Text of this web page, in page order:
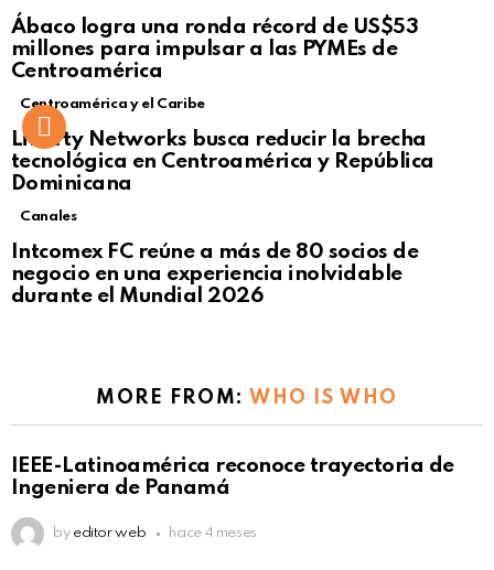
Not Safe For Work
Click to view this post
Ábaco logra una ronda récord de US$53
millones para impulsar a las PYMEs de
Centroamérica
Centroamérica y el Caribe
Liberty Networks busca reducir la brecha
tecnológica en Centroamérica y República
Dominicana
Canales
Intcomex FC reúne a más de 80 socios de
negocio en una experiencia inolvidable
durante el Mundial 2026
MORE FROM: WHO IS WHO
IEEE-Latinoamérica reconoce trayectoria de
Ingeniera de Panamá
by editor web hace 4 meses